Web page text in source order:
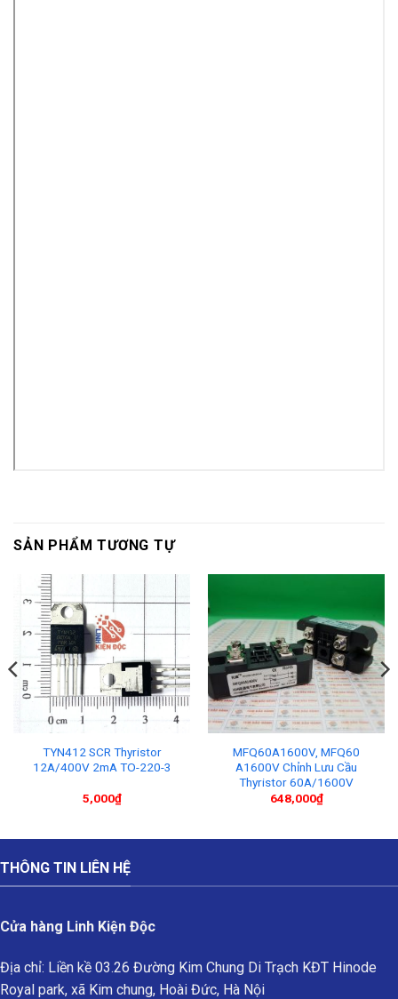
SẢN PHẨM TƯƠNG TỰ
TYN412 SCR Thyristor
12A/400V 2mA TO-220-3
5,000₫
MFQ60A1600V, MFQ60
A1600V Chỉnh Lưu Cầu
Thyristor 60A/1600V
648,000₫
THÔNG TIN LIÊN HỆ
Cửa hàng Linh Kiện Độc
Địa chỉ: Liền kề 03.26 Đường Kim Chung Di Trạch KĐT Hinode
Royal park, xã Kim chung, Hoài Đức, Hà Nội